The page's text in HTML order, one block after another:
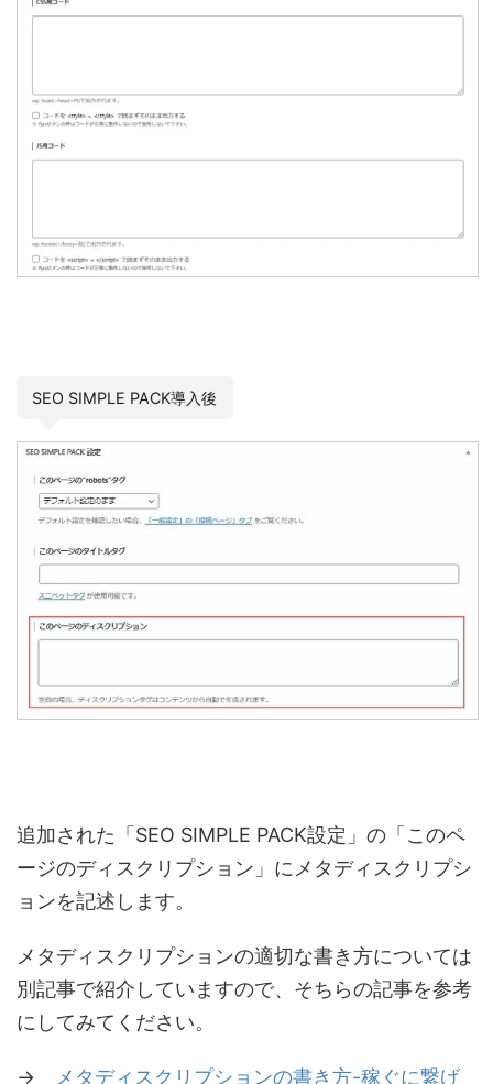
SEO SIMPLE PACK導入後
追加された「SEO SIMPLE PACK設定」の「このペ
ージのディスクリプション」にメタディスクリプシ
ョンを記述します。
メタディスクリプションの適切な書き方については
別記事で紹介していますので、そちらの記事を参考
にしてみてください。
→ メタディスクリプションの書き方-稼ぐに繋げ